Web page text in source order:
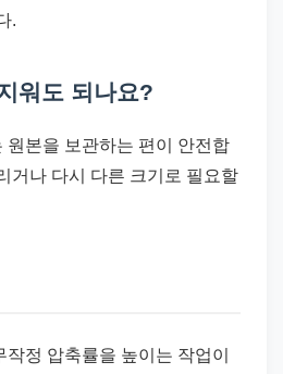
.
워도 되나요?
원본을 보관하는 편이 안전합
거나 다시 다른 크기로 필요할
정 압축률을 높이는 작업이